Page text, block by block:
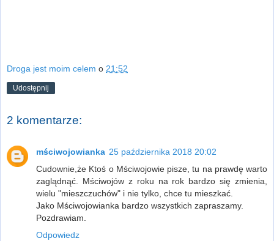
Droga jest moim celem o 21:52
Udostępnij
2 komentarze:
mściwojowianka 25 października 2018 20:02
Cudownie,że Ktoś o Mściwojowie pisze, tu na prawdę warto
zaglądnąć. Mściwojów z roku na rok bardzo się zmienia,
wielu "mieszczuchów" i nie tylko, chce tu mieszkać.
Jako Mściwojowianka bardzo wszystkich zapraszamy.
Pozdrawiam.
Odpowiedz